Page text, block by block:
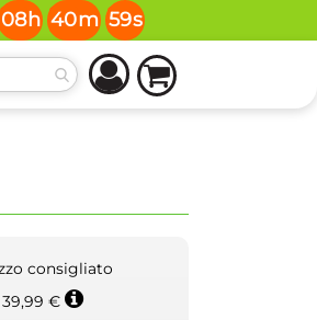
08h 40m 58s
consigliato
39,99 €